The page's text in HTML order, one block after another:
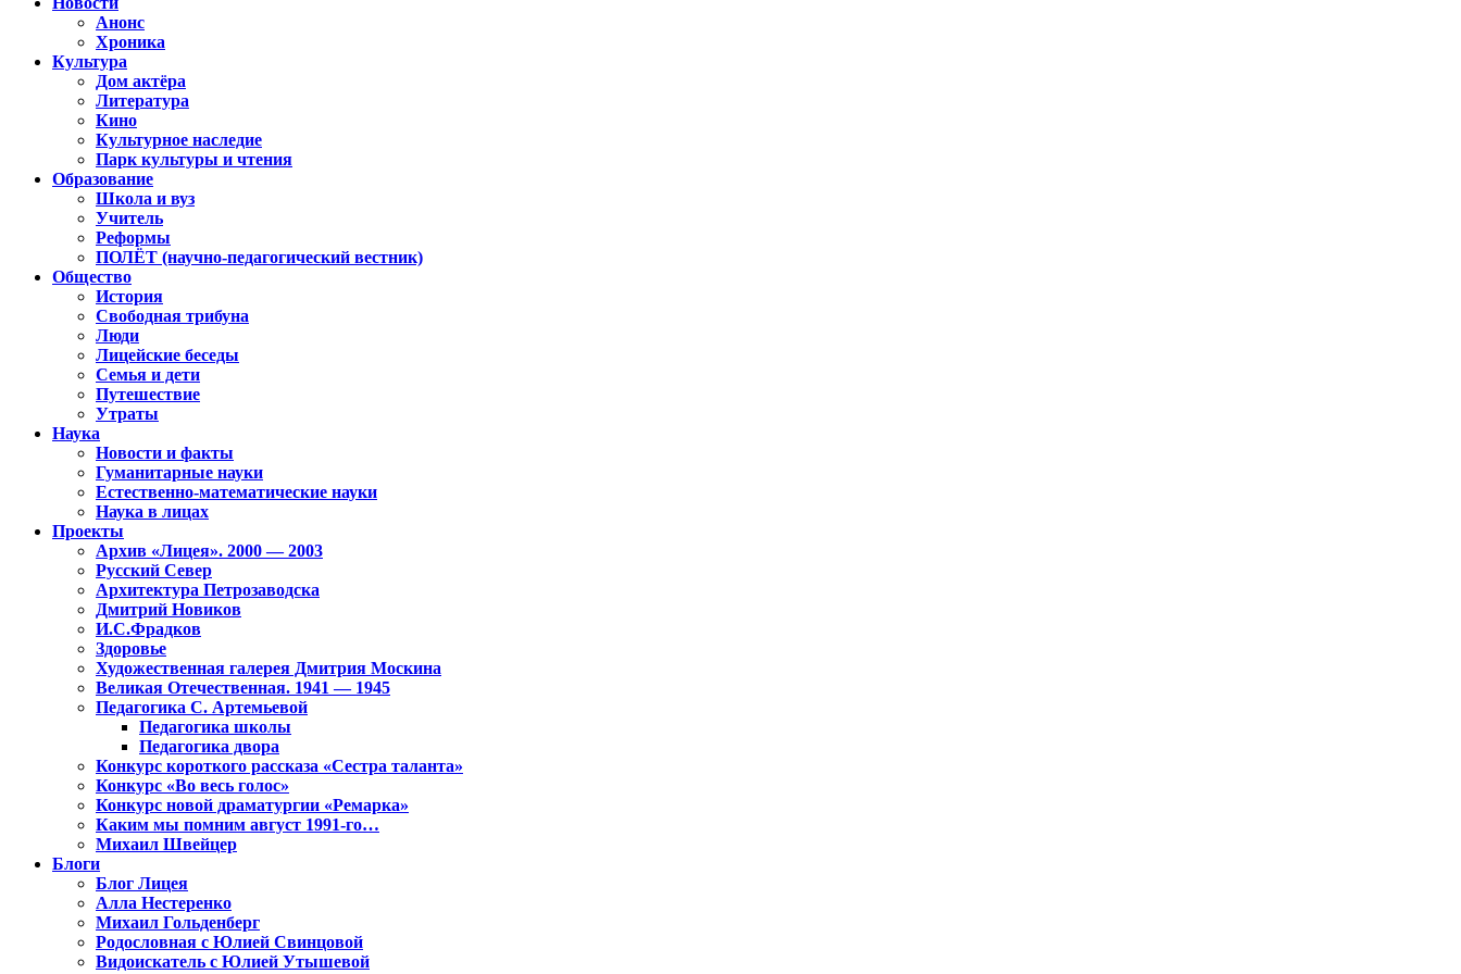
Анонс
Хроника
Культура
Дом актёра
Литература
Кино
Культурное наследие
Парк культуры и чтения
Образование
Школа и вуз
Учитель
Реформы
ПОЛЁТ (научно-педагогический вестник)
Общество
История
Свободная трибуна
Люди
Лицейские беседы
Семья и дети
Путешествие
Утраты
Наука
Новости и факты
Гуманитарные науки
Естественно-математические науки
Наука в лицах
Проекты
Архив «Лицея». 2000 — 2003
Русский Север
Архитектура Петрозаводска
Дмитрий Новиков
И.С.Фрадков
Здоровье
Художественная галерея Дмитрия Москина
Великая Отечественная. 1941 — 1945
Педагогика С. Артемьевой
Педагогика школы
Педагогика двора
Конкурс короткого рассказа «Сестра таланта»
Конкурс «Во весь голос»
Конкурс новой драматургии «Ремарка»
Каким мы помним август 1991-го…
Михаил Швейцер
Блоги
Блог Лицея
Алла Нестеренко
Михаил Гольденберг
Родословная с Юлией Свинцовой
Видоискатель с Юлией Утышевой